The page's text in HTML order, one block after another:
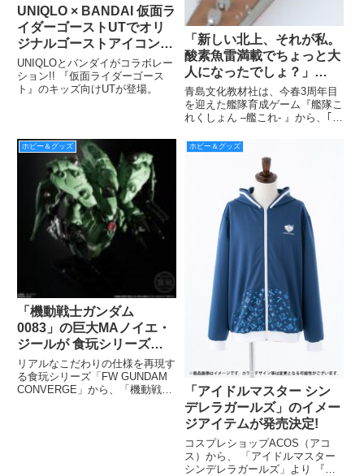
UNIQLO × BANDAI 仮面ラ
イダーゴーストUTでオリ
ジナルゴーストアイコンを
ゲット!!
UNIQLOとバンダイがコラボレー
ション!! 『仮面ライダーゴース
ト』のキッズ向けUTが登場。
「新しい北上、それが私。
酸素魚雷満載でちょっと大
人になったでしょ？」
『1/700 「艦これ」プラモ
デル No.32 艦娘 重雷装巡
洋艦 北上改』の塗装済み
青島文化教材社は、今春3周年目
を迎えた艦隊育成ゲーム『艦隊こ
れくしょん –艦これ- 』から、｢北
中。球磨型3番艦の軽重洋艦から
改装した重雷装艦のスーパー北上
さまは、完全新規金型にて今冬登
ホビー＆グッズ
「機動戦士ガンダム
0083」の巨大MAノイエ・
ジールが 食玩シリーズ
「FW GUNDAM
CONVERGE」に登場！
リアルなこだわりの仕様を再現す
る食玩シリーズ「FW GUNDAM
CONVERGE」から、「機動戦士
ホビー＆グッズ
「アイドルマスター シン
デレラガールズ」のイメー
ジアイテムが発売決定!
コスプレショップACOS（アコ
ス）から、 「アイドルマスター
シンデレラガールズ」より 『イ